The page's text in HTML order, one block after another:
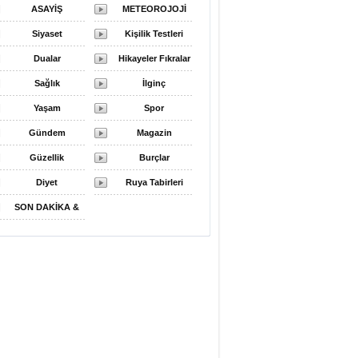
ASAYİŞ METEOROJOJİ
HAVA DURUMU
Siyaset Kişilik Testleri
Dualar Hikayeler Fıkralar
Sağlık İlginç
Yaşam Spor
Gündem Magazin
Güzellik Burçlar
Diyet Ruya Tabirleri
SON DAKİKA &